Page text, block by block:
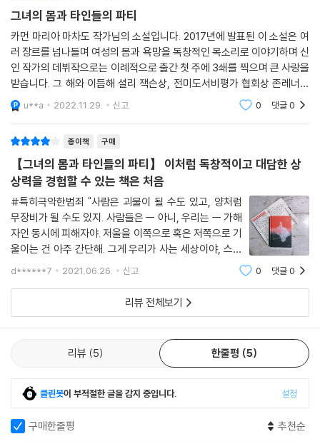
운 이 소설들은 “연못에 떨어진 빗방울처럼 한데 모여 섞여”들면서 공통의
정서와 분위기를 형성한다. 그리고 그 바탕에는 수세기에 걸쳐 쌓아온 여
성들의 경험 깊숙한 곳을 들여다본 작가의 예리한 시선이 존재한다. 작가
는 여성이 무엇을 욕망하고 두려워하는지, 혹은 두려워하면서도 욕망하는
지를 샅샅이 찾아내고, 굳어지고 내면화된 여성에 대한 관념을 완전히 해
체해 작가 자신만의 언어로 새롭게 보여준다. 그렇게 이 책 『그녀의 몸과
타인들의 파티』는 여성이 이 세상에서 살아가는 방식과 세상이 여성을 대
는다.
그녀의 몸과 타인들의 파티
카먼 마리아 마차도 작가님의 소설입니다. 2017년에 발표된 이 소설은 여
러 장르를 넘나들며 여성의 몸과 욕망을 독창적인 목소리로 이야기하며 신
인 작가의 데뷔작으로는 이례적으로 출간 첫 주에 3쇄를 찍으며 큰 사랑을
받습니다. 그 해와 이듬해 셜리 잭슨상, 전미도서비평가 협회상 존레너드
상, 바드소설상, 람다 문학상, 브루클린 공공도서관 문학상을 수상하고, 전
미도서상과 딜
u**a 2022.11.29. 신고 0 댓글0
종이책 구매
【그녀의 몸과 타인들의 파티】 이처럼 독창적이고 대담한 상
상력을 경험할 수 있는 책은 처음
#특히극악한범죄 "사람은 괴물이 될 수도 있고, 양처럼
무장비가 될 수도 있지. 사람들은 ㅡ 아니, 우리는 ㅡ 가해
자인 동시에 피해자야. 저울을 이쪽으로 혹은 저쪽으로 기
울이는 건 아주 간단해. 그게 우리가 사는 세상이야, 스테
이블러." _136p. 카먼 마리아 마차도는 2014년 단편 ＜
d******7 2021.06.26. 신고 0 댓글0
리뷰 전체보기
리뷰 5 한줄평 5
클린봇이 부적절한 글을 감지 중입니다. 설정
구매한줄평 추천순